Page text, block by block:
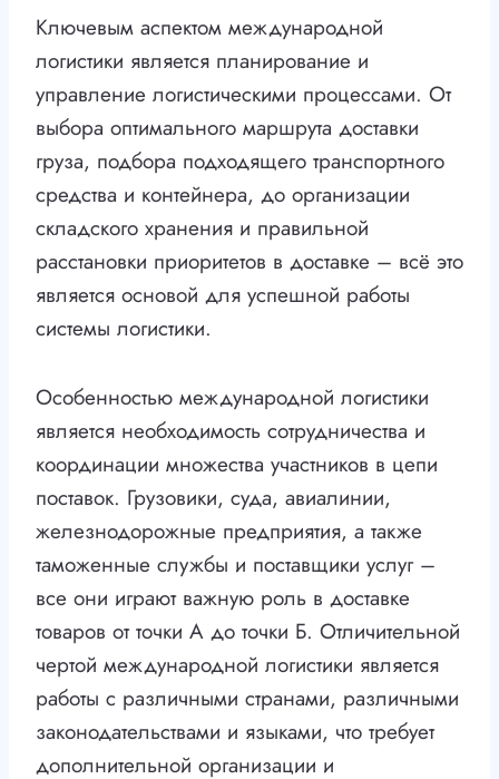
Ключевым аспектом международной
логистики является планирование и
управление логистическими процессами. От
выбора оптимального маршрута доставки
груза, подбора подходящего транспортного
средства и контейнера, до организации
складского хранения и правильной
расстановки приоритетов в доставке – всё это
является основой для успешной работы
системы логистики.
Особенностью международной логистики
является необходимость сотрудничества и
координации множества участников в цепи
поставок. Грузовики, суда, авиалинии,
железнодорожные предприятия, а также
таможенные службы и поставщики услуг –
все они играют важную роль в доставке
товаров от точки А до точки Б. Отличительной
чертой международной логистики является
работы с различными странами, различными
законодательствами и языками, что требует
дополнительной организации и